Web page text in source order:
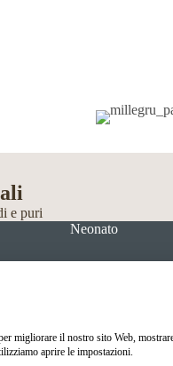
e puri
Neonato
migliorare il nostro sito Web,
aprire le impostazioni.